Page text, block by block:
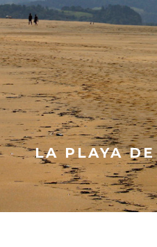
LA PLAYA